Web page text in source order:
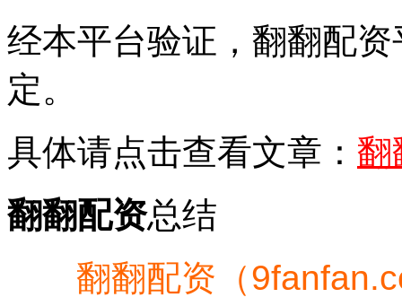
经本平台验证，翻翻配
定。
具体请点击查看文章： 翻
翻翻配资总结
翻翻配资（